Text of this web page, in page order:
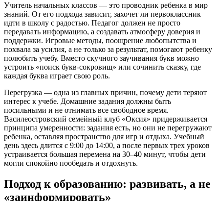
Учитель начальных классов — это проводник ребенка в мир
знаний. От его подхода зависит, захочет ли первоклассник
идти в школу с радостью. Педагог должен не просто
передавать информацию, а создавать атмосферу доверия и
поддержки. Игровые методы, поощрение любопытства и
похвала за усилия, а не только за результат, помогают ребенку
полюбить учебу. Вместо скучного заучивания букв можно
устроить «поиск букв-сокровищ» или сочинить сказку, где
каждая буква играет свою роль.
Перегрузка — одна из главных причин, почему дети теряют
интерес к учебе. Домашние задания должны быть
посильными и не отнимать все свободное время.
Василеостровский семейный клуб «Оксия» придерживается
принципа умеренности: задания есть, но они не перегружают
ребенка, оставляя пространство для игр и отдыха. Учебный
день здесь длится с 9:00 до 14:00, а после первых трех уроков
устраивается большая перемена на 30–40 минут, чтобы дети
могли спокойно пообедать и отдохнуть.
Подход к образованию: развивать, а не
«заинформировать»